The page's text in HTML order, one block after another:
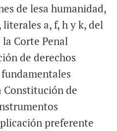
de lesa humanidad,
a, f, h y k, del
Corte Penal
de derechos
de
preferente